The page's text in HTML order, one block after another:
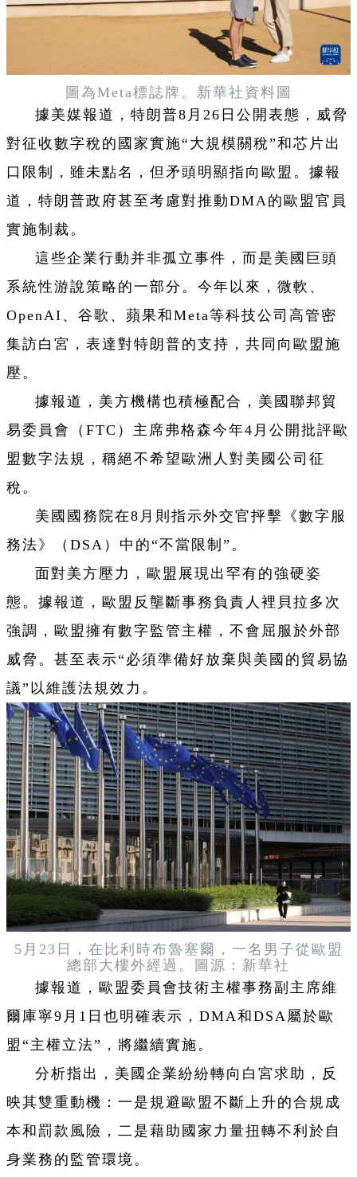
圖為Meta標誌牌。新華社資料圖
據美媒報道，特朗普8月26日公開表態，威脅
對征收數字稅的國家實施“大規模關稅”和芯片出
口限制，雖未點名，但矛頭明顯指向歐盟。據報
道，特朗普政府甚至考慮對推動DMA的歐盟官員
實施制裁。
這些企業行動并非孤立事件，而是美國巨頭
系統性游說策略的一部分。今年以來，微軟、
OpenAI、谷歌、蘋果和Meta等科技公司高管密
集訪白宮，表達對特朗普的支持，共同向歐盟施
壓。
據報道，美方機構也積極配合，美國聯邦貿
易委員會（FTC）主席弗格森今年4月公開批評歐
盟數字法規，稱絕不希望歐洲人對美國公司征
稅。
美國國務院在8月則指示外交官抨擊《數字服
務法》（DSA）中的“不當限制”。
面對美方壓力，歐盟展現出罕有的強硬姿
態。據報道，歐盟反壟斷事務負責人裡貝拉多次
強調，歐盟擁有數字監管主權，不會屈服於外部
威脅。甚至表示“必須準備好放棄與美國的貿易協
議”以維護法規效力。
5月23日，在比利時布魯塞爾，一名男子從歐盟
總部大樓外經過。圖源：新華社
據報道，歐盟委員會技術主權事務副主席維
爾庫寧9月1日也明確表示，DMA和DSA屬於歐
盟“主權立法”，將繼續實施。
分析指出，美國企業紛紛轉向白宮求助，反
映其雙重動機：一是規避歐盟不斷上升的合規成
本和罰款風險，二是藉助國家力量扭轉不利於自
身業務的監管環境。